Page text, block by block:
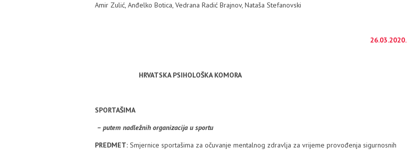
Amir Zulić, Anđelko Botica, Vedrana Radić Brajnov, Nataša Stefanovski
26.03.2020.
HRVATSKA PSIHOLOŠKA KOMORA
SPORTAŠIMA
– putem nadležnih organizacija u sportu
PREDMET: Smjernice sportašima za očuvanje mentalnog zdravlja za vrijeme provođenja sigurnosnih